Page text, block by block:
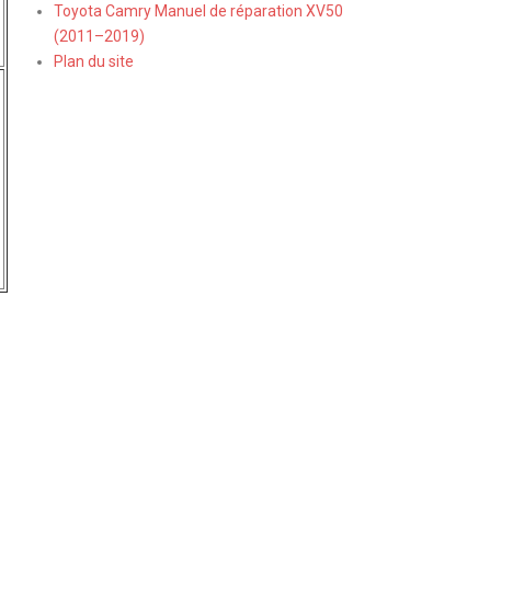
Toyota Camry Manuel de réparation XV50
(2011–2019)
Plan du site